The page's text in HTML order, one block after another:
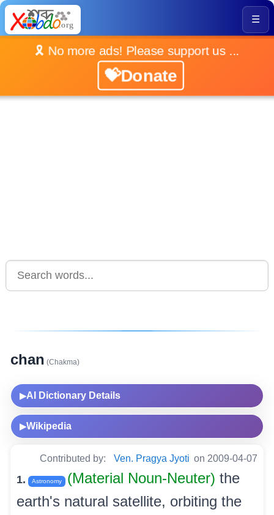
☰
🎗️ No more ads! Please support us ...
💝Donate
chan (Chakma)
▶AI Dictionary Details
▶Wikipedia
Contributed by: Ven. Pragya Jyoti on 2009-04-07
1. Astronomy (Material Noun-Neuter) the
earth's natural satellite, orbiting the